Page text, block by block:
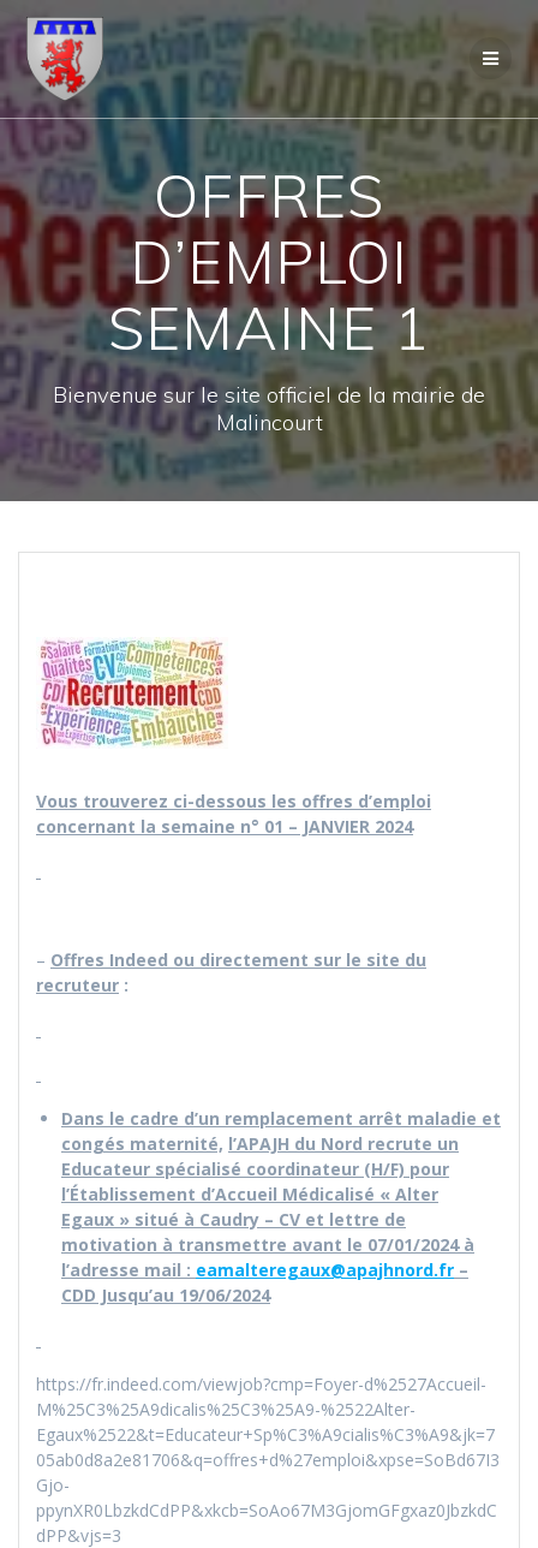
Skip
to
content
OFFRES
D’EMPLOI
SEMAINE 1
Bienvenue sur le site officiel de la mairie de
Malincourt
Vous trouverez ci-dessous les offres d’emploi
concernant la semaine n° 01 – JANVIER 2024
– Offres Indeed ou directement sur le site du
recruteur :
Dans le cadre d’un remplacement arrêt maladie et
congés maternité, l’APAJH du Nord recrute un
Educateur spécialisé coordinateur (H/F) pour
l’Établissement d’Accueil Médicalisé « Alter
Egaux » situé à Caudry – CV et lettre de
motivation à transmettre avant le 07/01/2024 à
l’adresse mail : eamalteregaux@apajhnord.fr –
CDD Jusqu’au 19/06/2024
https://fr.indeed.com/viewjob?cmp=Foyer-d%2527Accueil-
M%25C3%25A9dicalis%25C3%25A9-%2522Alter-
Egaux%2522&t=Educateur+Sp%C3%A9cialis%C3%A9&jk=7
05ab0d8a2e81706&q=offres+d%27emploi&xpse=SoBd67I3
Gjo-
ppynXR0LbzkdCdPP&xkcb=SoAo67M3GjomGFgxaz0JbzkdC
dPP&vjs=3